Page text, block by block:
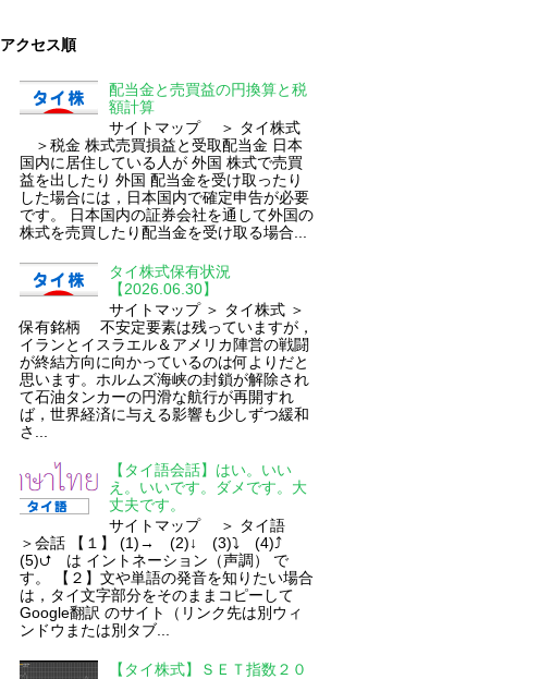
アクセス順
配当金と売買益の円換算と税
額計算
サイトマップ ＞ タイ株式
＞税金 株式売買損益と受取配当金 日本
国内に居住している人が 外国 株式で売買
益を出したり 外国 配当金を受け取ったり
した場合には，日本国内で確定申告が必要
です。 日本国内の証券会社を通して外国の
株式を売買したり配当金を受け取る場合...
タイ株式保有状況
【2026.06.30】
サイトマップ ＞ タイ株式 ＞
保有銘柄 不安定要素は残っていますが，
イランとイスラエル＆アメリカ陣営の戦闘
が終結方向に向かっているのは何よりだと
思います。ホルムズ海峡の封鎖が解除され
て石油タンカーの円滑な航行が再開すれ
ば，世界経済に与える影響も少しずつ緩和
さ...
【タイ語会話】はい。いい
え。いいです。ダメです。大
丈夫です。
サイトマップ ＞ タイ語
＞会話 【１】 (1)→ (2)↓ (3)⤵ (4)⤴
(5)⮍ は イントネーション（声調） で
す。 【２】文や単語の発音を知りたい場合
は，タイ文字部分をそのままコピーして
Google翻訳 のサイト（リンク先は別ウィ
ンドウまたは別タブ...
【タイ株式】ＳＥＴ指数２０